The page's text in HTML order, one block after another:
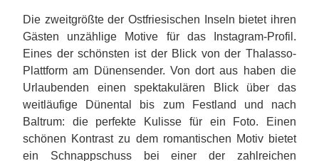
Die zweitgrößte der Ostfriesischen Inseln bietet ihren
Gästen unzählige Motive für das Instagram-Profil.
Eines der schönsten ist der Blick von der Thalasso-
Plattform am Dünensender. Von dort aus haben die
Urlaubenden einen spektakulären Blick über das
weitläufige Dünental bis zum Festland und nach
Baltrum: die perfekte Kulisse für ein Foto. Einen
schönen Kontrast zu dem romantischen Motiv bietet
ein Schnappschuss bei einer der zahlreichen